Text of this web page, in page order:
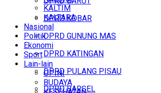
DPRD KOBAR
DPRD GUNUNG MAS
DPRD KATINGAN
DPRD PULANG PISAU
DPRD BARSEL
KALTIM
KALTARA
Nasional
Politik
Ekonomi
Sport
Lain-lain
OPINI
BUDAYA